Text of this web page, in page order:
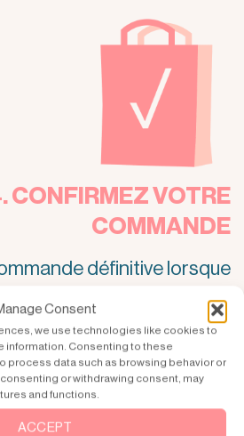
Consent
we use technologies like cookies to
information. Consenting to these
process data such as browsing behavior or
or withdrawing consent, may
and functions.
ACCEPT
CONFIRMEZ VOTRE
COMMANDE
définitive lorsque
C’est ainsi que vous
ascenseur de maison
en toute confiance.